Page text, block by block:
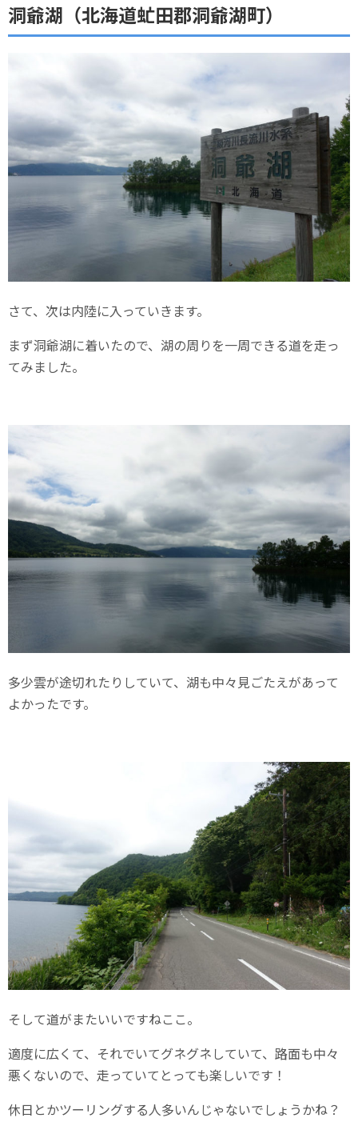
洞爺湖（北海道虻田郡洞爺湖町）
さて、次は内陸に入っていきます。
まず洞爺湖に着いたので、湖の周りを一周できる道を走っ
てみました。
多少雲が途切れたりしていて、湖も中々見ごたえがあって
よかったです。
そして道がまたいいですねここ。
適度に広くて、それでいてグネグネしていて、路面も中々
悪くないので、走っていてとっても楽しいです！
休日とかツーリングする人多いんじゃないでしょうかね？